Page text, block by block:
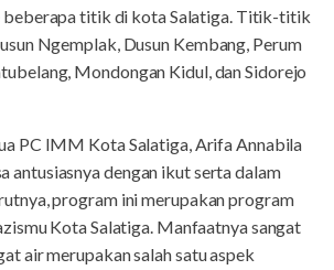
beberapa titik di kota Salatiga. Titik-titik
Ngemplak, Dusun Kembang, Perum
Mondongan Kidul, dan Sidorejo
PC IMM Kota Salatiga, Arifa Annabila
antusiasnya dengan ikut serta dalam
program ini merupakan program
Kota Salatiga. Manfaatnya sangat
air merupakan salah satu aspek